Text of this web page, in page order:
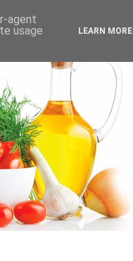
agent
usage
LEARN MORE